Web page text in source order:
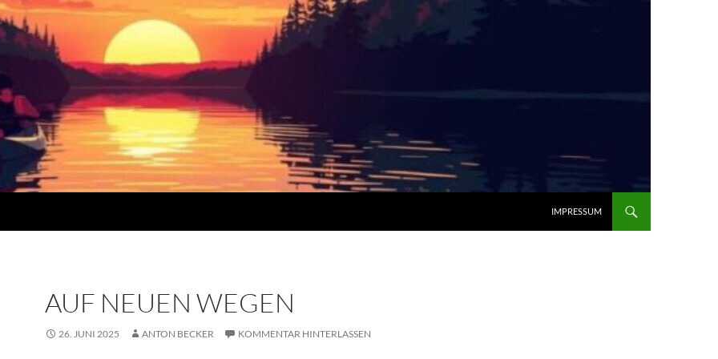
IMPRESSUM
AUF NEUEN WEGEN
26. JUNI 2025 ANTON BECKER KOMMENTAR HINTERLASSEN